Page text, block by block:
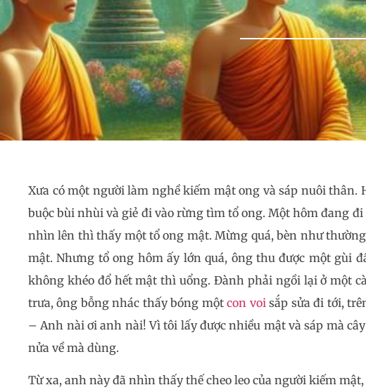
Xưa có một người làm nghề kiếm mật ong và sáp nuôi thân.
buộc bùi nhùi và giẻ đi vào rừng tìm tổ ong. Một hôm đang
nhìn lên thì thấy một tổ ong mật. Mừng quá, bèn như
mật. Nhưng tổ ong hôm ấy lớn quá, ông thu được một gùi
không khéo đổ hết mật thì uổng. Đành phải ngồi lại ở một
trưa, ông bỗng nhác thấy bóng mộtcon voisắp sửa đi tới,
– Anh nài ơi anh nài! Vì tôi lấy được nhiều mật và sáp mà
nửa về mà dùng.
Từ xa, anh này đã nhìn thấy thế cheo leo của người kiếm